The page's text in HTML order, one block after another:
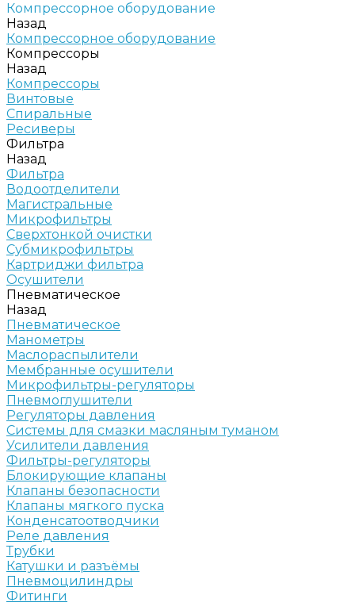
Компрессорное оборудование
Назад
Компрессорное оборудование
Компрессоры
Назад
Компрессоры
Винтовые
Спиральные
Ресиверы
Фильтра
Назад
Фильтра
Водоотделители
Магистральные
Микрофильтры
Сверхтонкой очистки
Субмикрофильтры
Картриджи фильтра
Осушители
Пневматическое
Назад
Пневматическое
Манометры
Маслораспылители
Мембранные осушители
Микрофильтры-регуляторы
Пневмоглушители
Регуляторы давления
Системы для смазки масляным туманом
Усилители давления
Фильтры-регуляторы
Блокирующие клапаны
Клапаны безопасности
Клапаны мягкого пуска
Конденсатоотводчики
Реле давления
Трубки
Катушки и разъёмы
Пневмоцилиндры
Фитинги